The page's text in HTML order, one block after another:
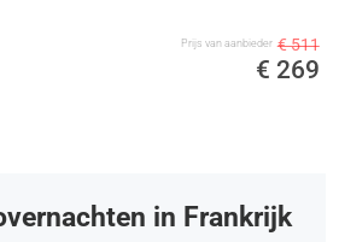
Prijs van aanbieder € 511
€ 269
in Frankrijk